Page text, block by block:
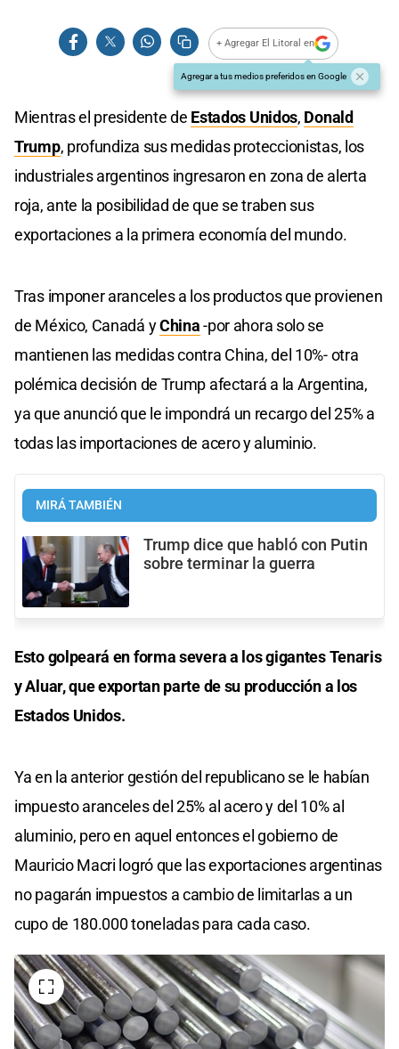
+ Agregar El Litoral en
Agregar a tus medios preferidos en Google
Mientras el presidente de Estados Unidos, Donald
Trump, profundiza sus medidas proteccionistas, los
industriales argentinos ingresaron en zona de alerta
roja, ante la posibilidad de que se traben sus
exportaciones a la primera economía del mundo.
Tras imponer aranceles a los productos que provienen
de México, Canadá yChina-por ahora solo se
mantienen las medidas contra China, del 10%- otra
polémica decisión de Trump afectará a la Argentina,
ya que anunció que le impondrá un recargo del 25% a
todas las importaciones de acero y aluminio.
MIRÁ TAMBIÉN
Trump dice que habló con Putin
sobre terminar la guerra
Esto golpeará en forma severa a los gigantes Tenaris
y Aluar, que exportan parte de su producción a los
Estados Unidos.
Ya en la anterior gestión del republicano se le habían
impuesto aranceles del 25% al acero y del 10% al
aluminio, pero en aquel entonces el gobierno de
Mauricio Macri logró que las exportaciones argentinas
no pagarán impuestos a cambio de limitarlas a un
cupo de 180.000 toneladas para cada caso.